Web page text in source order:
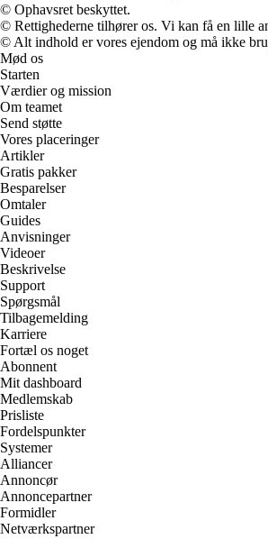
© Ophavsret beskyttet.
© Rettighederne tilhører os. Vi kan få en lille
© Alt indhold er vores ejendom og må ikke
Mød os
Starten
Værdier og mission
Om teamet
Send støtte
Vores placeringer
Artikler
Gratis pakker
Besparelser
Omtaler
Guides
Anvisninger
Videoer
Beskrivelse
Support
Spørgsmål
Tilbagemelding
Karriere
Fortæl os noget
Abonnent
Mit dashboard
Medlemskab
Prisliste
Fordelspunkter
Systemer
Alliancer
Annoncør
Annoncepartner
Formidler
Netværkspartner